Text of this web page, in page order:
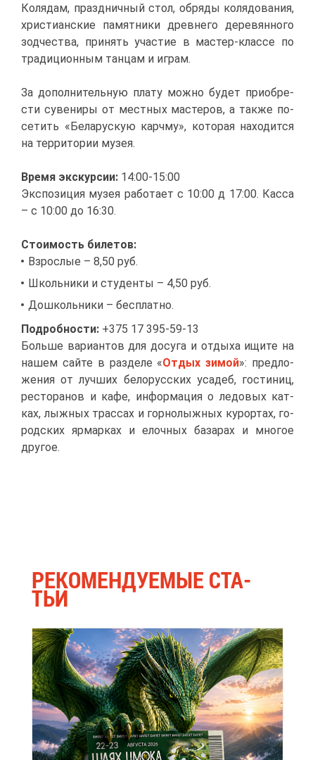
Ко­ля­дам, празд­нич­ный стол, об­ря­ды ко­ля­до­ва­ния,
хри­сти­ан­ские па­мят­ни­ки древ­не­го де­ре­вян­но­го
зод­че­ства, при­нять уча­стие в ма­стер-клас­се по
тра­ди­ци­он­ным тан­цам и иг­рам.
За до­пол­ни­тель­ную пла­ту мож­но бу­дет при­об­ре­
сти су­ве­ни­ры от мест­ных ма­сте­ров, а та­к­же по­
се­тить «Бе­ла­рус­кую карч­му», ко­то­рая на­хо­дит­ся
на тер­ри­то­рии му­зея.
Вре­мя экс­кур­сии: 14:00-15:00
Экс­по­зи­ция му­зея ра­бо­та­ет с 10:00 д 17:00. Кас­са
– с 10:00 до 16:30.
Сто­и­мость би­ле­тов:
Взрос­лые – 8,50 руб.
Школь­ни­ки и сту­ден­ты – 4,50 руб.
До­школь­ни­ки – бес­плат­но.
По­дроб­но­сти: +375 17 395-59-13
Боль­ше ва­ри­ан­тов для до­су­га и от­ды­ха ищи­те на
на­шем сай­те в раз­де­ле «От­дых зи­мой»: пред­ло­
же­ния от луч­ших бе­ло­рус­ских уса­деб, го­сти­ниц,
ре­сто­ра­нов и ка­фе, ин­фор­ма­ция о ле­до­вых кат­
ках, лыж­ных трас­сах и гор­но­лыж­ных ку­рор­тах, го­
род­ских яр­мар­ках и елоч­ных ба­за­рах и мно­гое
дру­гое.
РЕ­КО­МЕН­ДУ­Е­МЫЕ СТА­
ТЬИ